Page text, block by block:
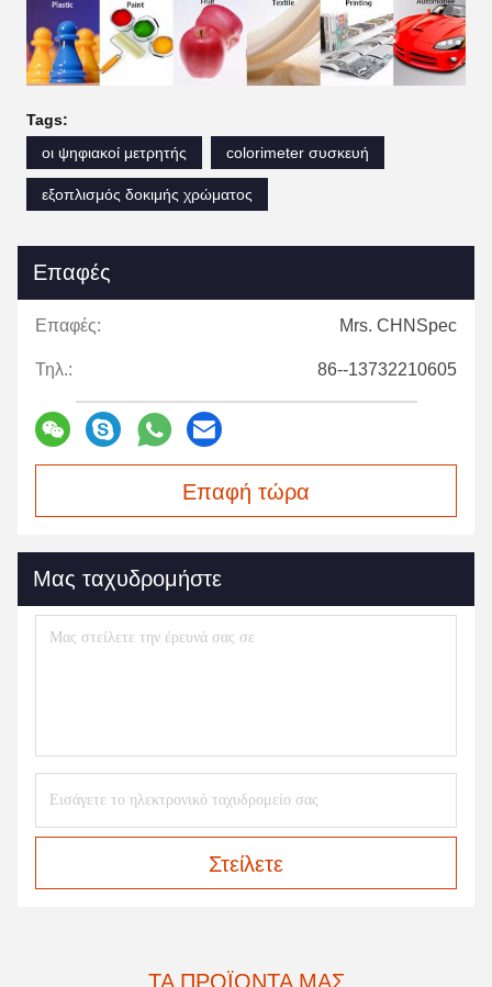
Tags:
οι ψηφιακοί μετρητής
colorimeter συσκευή
εξοπλισμός δοκιμής χρώματος
Επαφές
Επαφές: Mrs. CHNSpec
Τηλ.: 86--13732210605
Επαφή τώρα
Μας ταχυδρομήστε
Στείλετε
ΤΑ ΠΡΟΪΌΝΤΑ ΜΑΣ